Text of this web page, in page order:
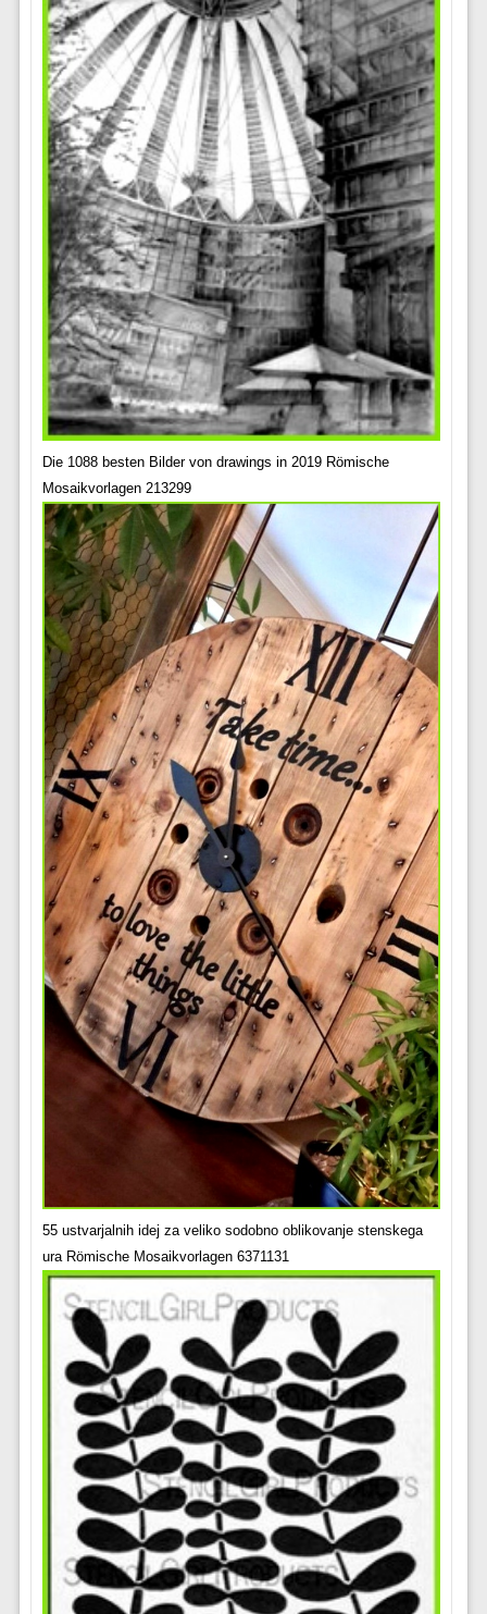
Die 1088 besten Bilder von drawings in 2019 Römische
Mosaikvorlagen 213299
55 ustvarjalnih idej za veliko sodobno oblikovanje stenskega
ura Römische Mosaikvorlagen 6371131